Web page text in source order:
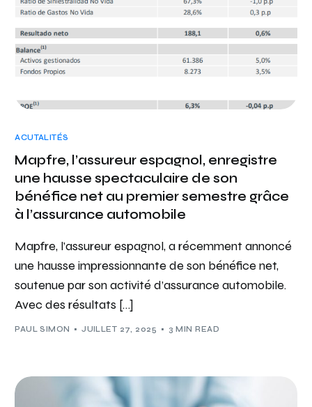
ACUTALITÉS
Mapfre, l’assureur espagnol, enregistre
une hausse spectaculaire de son
bénéfice net au premier semestre grâce
à l’assurance automobile
Mapfre, l’assureur espagnol, a récemment annoncé
une hausse impressionnante de son bénéfice net,
soutenue par son activité d’assurance automobile.
Avec des résultats […]
PAUL SIMON JUILLET 27, 2025 3 MIN READ